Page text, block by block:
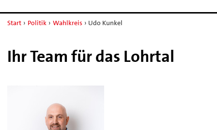
Start › Politik › Wahlkreis › Udo Kunkel
Ihr Team für das Lohrtal